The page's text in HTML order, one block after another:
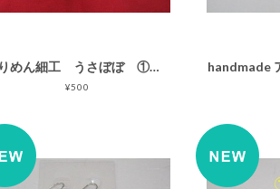
ちりめん細工 うさぼぼ ① 吊るし飾り ハンドメイド
¥500